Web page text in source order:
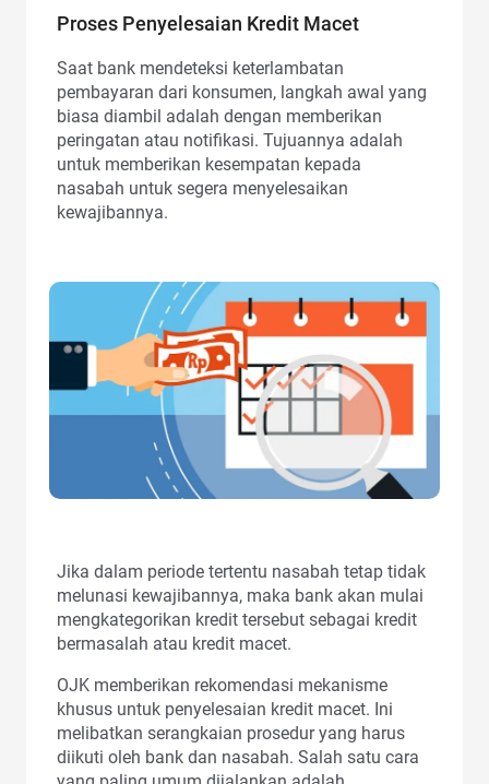
Proses Penyelesaian Kredit Macet
Saat bank mendeteksi keterlambatan
pembayaran dari konsumen, langkah awal yang
biasa diambil adalah dengan memberikan
peringatan atau notifikasi. Tujuannya adalah
untuk memberikan kesempatan kepada
nasabah untuk segera menyelesaikan
kewajibannya.
Jika dalam periode tertentu nasabah tetap tidak
melunasi kewajibannya, maka bank akan mulai
mengkategorikan kredit tersebut sebagai kredit
bermasalah atau kredit macet.
OJK memberikan rekomendasi mekanisme
khusus untuk penyelesaian kredit macet. Ini
melibatkan serangkaian prosedur yang harus
diikuti oleh bank dan nasabah. Salah satu cara